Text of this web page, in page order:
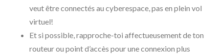
veut être connectés au cyberespace, pas en plein vol
virtuel!
Et si possible, rapproche-toi affectueusement de ton
routeur ou point d’accès pour une connexion plus